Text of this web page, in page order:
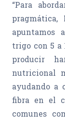
“Para
pragmática,
apuntamos
trigo con 5 a
producir
nutricional
ayudando a
fibra en el
comunes